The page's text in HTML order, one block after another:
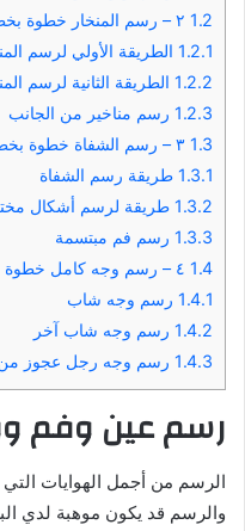
1.2
1.2.1 الطريقة الأولي لرسم
1.2.2 الطريقة الثانية لرسم
1.2.3 رسم مناخير من الجانب
1.3
1.3.1 طريقة رسم الشفاة
1.3.2 طريقة لرسم أشكال
1.3.3 رسم فم مبتسمة
1.4
1.4.1 رسم وجه شاب
1.4.2 رسم وجه شاب آخر
1.4.3 رسم وجه رجل عجوز من
رسم عين وفم
الرسم من أجمل الهوايات
والرسم قد يكون موهبة لدي